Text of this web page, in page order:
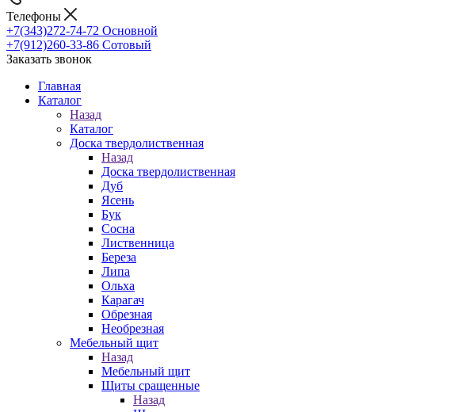
Телефоны
+7(343)272-74-72 Основной
+7(912)260-33-86 Сотовый
Заказать звонок
Главная
Каталог
Назад
Каталог
Доска твердолиственная
Назад
Доска твердолиственная
Дуб
Ясень
Бук
Сосна
Лиственница
Береза
Липа
Ольха
Карагач
Обрезная
Необрезная
Мебельный щит
Назад
Мебельный щит
Щиты сращенные
Назад